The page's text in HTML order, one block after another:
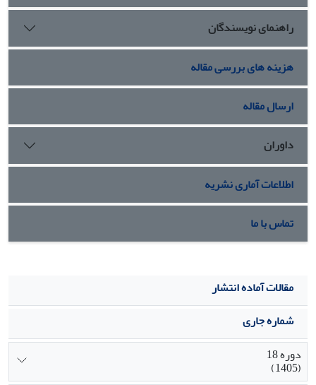
راهنمای نویسندگان
هزینه های بررسی مقاله
ارسال مقاله
داوران
اطلاعات آماری نشریه
تماس با ما
مقالات آماده انتشار
شماره جاری
دوره 18
(1405)